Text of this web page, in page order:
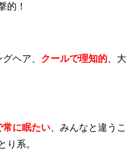
的！
ヘア、 クールで理知的 、大
常に眠たい 、みんなと違うこ
り系。